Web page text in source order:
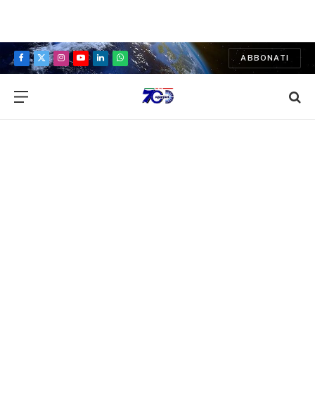
Facebook
X
Instagram
YouTubeLinkedInWhatsApp
ABBONATI